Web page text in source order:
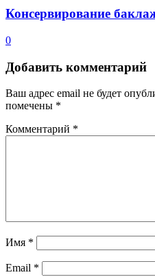
Консервирование
0
Добавить комментарий
Ваш адрес email не будет
помечены *
Комментарий *
Имя *
Email *